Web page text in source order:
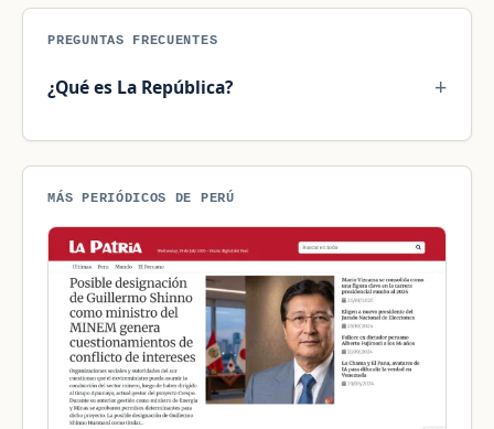
PREGUNTAS FRECUENTES
¿Qué es La República?
MÁS PERIÓDICOS DE PERÚ